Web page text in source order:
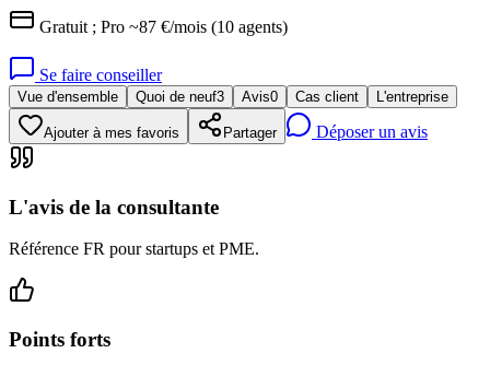
Gratuit ; Pro ~87 €/mois (10 agents)
Se faire conseiller
Vue d'ensemble Quoi de neuf3 Avis0 Cas client L'entreprise
Ajouter à mes favoris Partager Déposer un avis
L'avis de la consultante
Référence FR pour startups et PME.
Points forts